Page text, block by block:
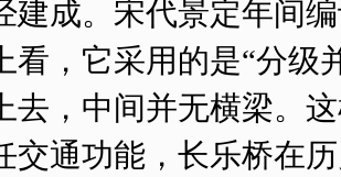
建成。宋代景定年间
看，它采用的是“分级
去，中间并无横梁。
交通功能，长乐桥在